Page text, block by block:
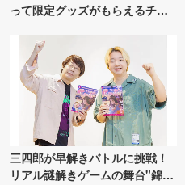
って限定グッズがもらえるチャ
三四郎が早解きバトルに挑戦！
リアル謎解きゲームの舞台"錦糸